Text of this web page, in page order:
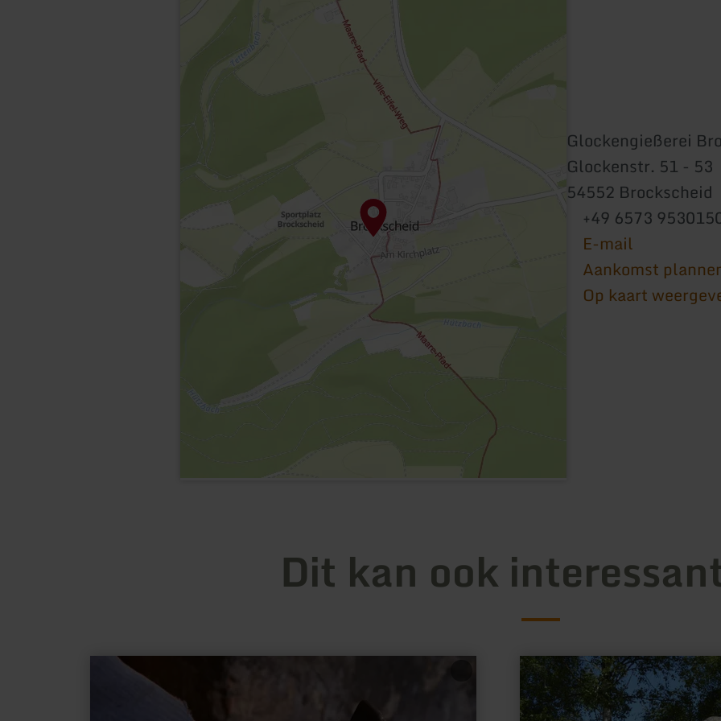
Glockengießerei
Glockenstr. 51 - 53
54552 Brockscheid
+49 6573
E-mail
Aankomst
Op kaart
Dit kan ook
informatie
meer
informatie
over:
Weißenseifen
Künstlersiedlung